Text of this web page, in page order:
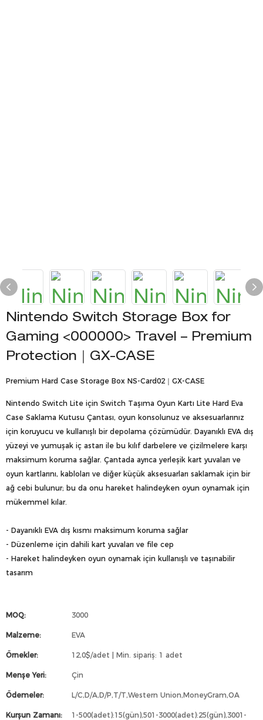
Nintendo Switch Storage Box for
Gaming <000000> Travel – Premium
Protection｜GX-CASE
Premium Hard Case Storage Box NS-Card02｜GX-CASE
Nintendo Switch Lite için Switch Taşıma Oyun Kartı Lite Hard Eva
Case Saklama Kutusu Çantası, oyun konsolunuz ve aksesuarlarınız
için koruyucu ve kullanışlı bir depolama çözümüdür. Dayanıklı EVA dış
yüzeyi ve yumuşak iç astarı ile bu kılıf darbelere ve çizilmelere karşı
maksimum koruma sağlar. Çantada ayrıca yerleşik kart yuvaları ve
oyun kartlarını, kabloları ve diğer küçük aksesuarları saklamak için bir
ağ cebi bulunur; bu da onu hareket halindeyken oyun oynamak için
mükemmel kılar.
- Dayanıklı EVA dış kısmı maksimum koruma sağlar
- Düzenleme için dahili kart yuvaları ve file cep
- Hareket halindeyken oyun oynamak için kullanışlı ve taşınabilir
tasarım
MOQ: 3000
Malzeme: EVA
Örnekler: 12,0$/adet | Min. sipariş: 1 adet
Menşe Yeri: Çin
Ödemeler: L/C,D/A,D/P,T/T,Western Union,MoneyGram,OA
Kurşun Zamanı:
1-500(adet):15(gün),501-3000(adet):25(gün),3001-